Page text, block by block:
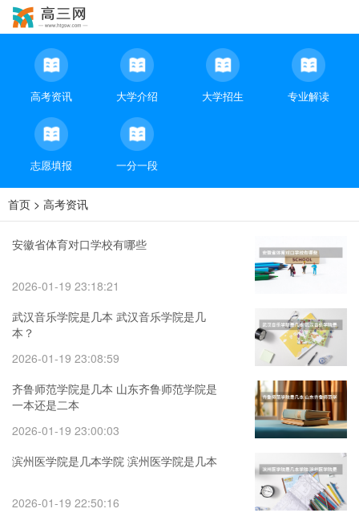
高考资讯 大学介绍 大学招生 专业解读
志愿填报 一分一段
首页 > 高考资讯
安徽省体育对口学校有哪些
2026-01-19 23:18:21
武汉音乐学院是几本 武汉音乐学院是几
本？
2026-01-19 23:08:59
齐鲁师范学院是几本 山东齐鲁师范学院是
一本还是二本
2026-01-19 23:00:03
滨州医学院是几本学院 滨州医学院是几本
2026-01-19 22:50:16